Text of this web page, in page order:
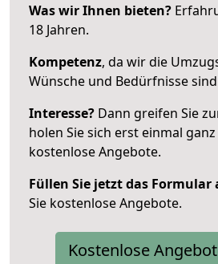
Was wir Ihnen bieten?
18 Jahren.
Kompetenz, da wir die
Wünsche und Bedürfnisse
Interesse? Dann greifen Sie
holen Sie sich erst einmal
kostenlose Angebote.
Füllen Sie jetzt das Formular
Sie kostenlose Angebote.
Kostenlose